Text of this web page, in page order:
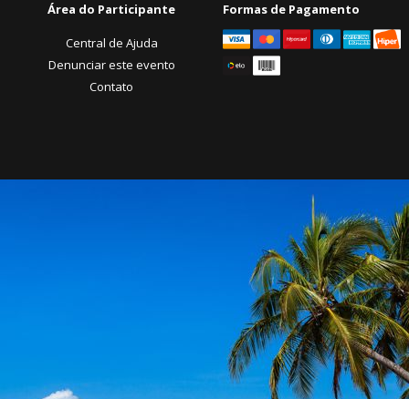
Área do Participante
Central de Ajuda
Denunciar este evento
Contato
Formas de Pagamento